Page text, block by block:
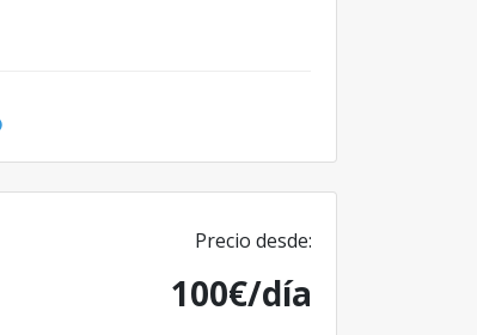
Precio desde:
100€/día